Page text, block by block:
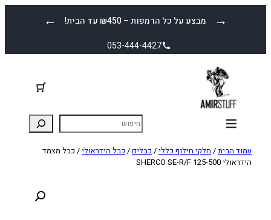
← מבצע על כל הרמפות – ₪450 עד הבית! →
053-444-4427
עמוד הבית/ חלקי חילוף כללי/ כבלים/ כבל הידראולי/ כבל מצמד
הידראולי SHERCO SE-R/F 125-500